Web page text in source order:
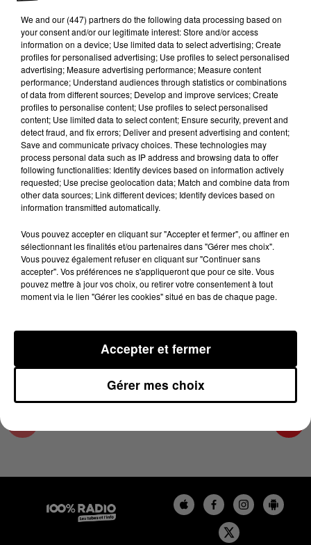
Lecture (2 min 22 sec)
100%
100% Radio les infos de l'Aude
12 novembre 2024 - 2 min 22 sec
LES INFOS DE L'AUDE DU 12/11/2024 À
11H00
Les infos de l'Aude
We and our (447) partnersdo the following data processing based on
your consent and/or our legitimate interest: Store and/or access
information on a device; Use limited data to select advertising; Create
profiles for personalised advertising; Use profiles to select personalised
advertising; Measure advertising performance; Measure content
performance; Understand audiences through statistics or combinations
of data from different sources; Develop and improve services; Create
profiles to personalise content; Use profiles to select personalised
content; Use limited data to select content; Ensure security, prevent and
detect fraud, and fix errors; Deliver and present advertising and content;
Save and communicate privacy choices. These technologies may
process personal data such as IP address and browsing data to offer
following functionalities: Identify devices based on information actively
requested; Use precise geolocation data; Match and combine data from
other data sources; Link different devices; Identify devices based on
information transmitted automatically.
Vous pouvez accepter en cliquant sur "Accepter et fermer", ou affiner en
sélectionnant les finalités et/ou partenaires dans "Gérer mes choix".
Vous pouvez également refuser en cliquant sur "Continuer sans
accepter". Vos préférences ne s'appliqueront que pour ce site. Vous
pouvez mettre à jour vos choix, ou retirer votre consentement à tout
moment via le lien "Gérer les cookies" situé en bas de chaque page.
Gérer mes choix
Accepter et fermer